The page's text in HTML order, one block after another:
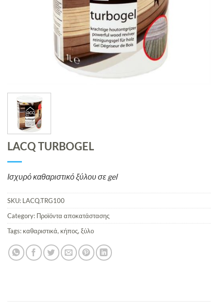
LACQ TURBOGEL
Ισχυρό καθαριστικό ξύλου σε gel
SKU: LACQ.TRG100
Category: Προϊόντα αποκατάστασης
Tags: καθαριστικά, κήπος, ξύλο